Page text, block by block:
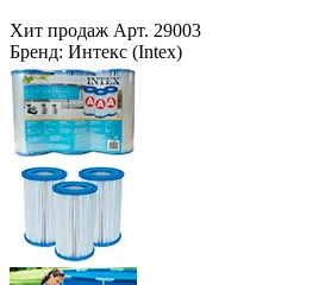
Хит продаж Арт. 29003
Бренд: Интекс (Intex)